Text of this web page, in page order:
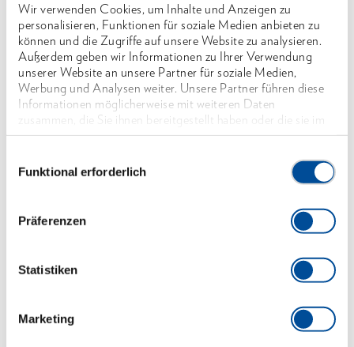
Wir verwenden Cookies, um Inhalte und Anzeigen zu
personalisieren, Funktionen für soziale Medien anbieten zu
können und die Zugriffe auf unsere Website zu analysieren.
Außerdem geben wir Informationen zu Ihrer Verwendung
unserer Website an unsere Partner für soziale Medien,
Werbung und Analysen weiter. Unsere Partner führen diese
Informationen möglicherweise mit weiteren Daten
zusammen, die Sie ihnen bereitgestellt haben oder die sie im
Rahmen Ihrer Nutzung der Dienste gesammelt haben. Unsere
Funktional erforderlich
Präferenzen
Statistiken
Marketing
verwendbar, mit dreifacher Verstellmöglichkeit der
Spanntiefe
Die doppelseitig verwendbaren breiten oder
schmalen Hakenenden pressen sich beim Belasten
selbsttätig an
Verwendung bei Kühllüfter mit 3-Loch ab 10 mm